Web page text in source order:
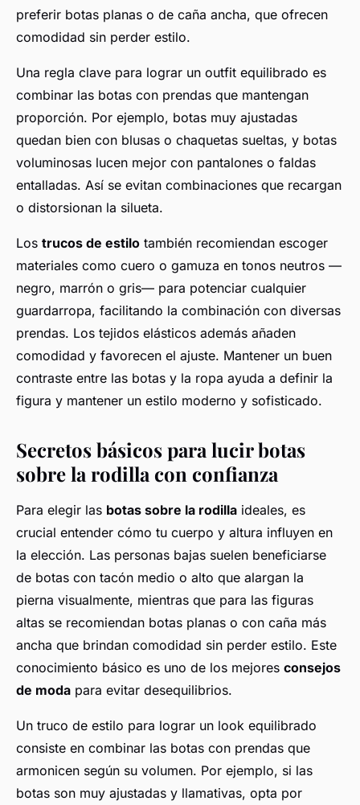
preferir botas planas o de caña ancha, que ofrecen
comodidad sin perder estilo.
Una regla clave para lograr un outfit equilibrado es
combinar las botas con prendas que mantengan
proporción. Por ejemplo, botas muy ajustadas
quedan bien con blusas o chaquetas sueltas, y botas
voluminosas lucen mejor con pantalones o faldas
entalladas. Así se evitan combinaciones que recargan
o distorsionan la silueta.
Los trucos de estilo también recomiendan escoger
materiales como cuero o gamuza en tonos neutros —
negro, marrón o gris— para potenciar cualquier
guardarropa, facilitando la combinación con diversas
prendas. Los tejidos elásticos además añaden
comodidad y favorecen el ajuste. Mantener un buen
contraste entre las botas y la ropa ayuda a definir la
figura y mantener un estilo moderno y sofisticado.
Secretos básicos para lucir botas
sobre la rodilla con confianza
Para elegir las botas sobre la rodilla ideales, es
crucial entender cómo tu cuerpo y altura influyen en
la elección. Las personas bajas suelen beneficiarse
de botas con tacón medio o alto que alargan la
pierna visualmente, mientras que para las figuras
altas se recomiendan botas planas o con caña más
ancha que brindan comodidad sin perder estilo. Este
conocimiento básico es uno de los mejores consejos
de moda para evitar desequilibrios.
Un truco de estilo para lograr un look equilibrado
consiste en combinar las botas con prendas que
armonicen según su volumen. Por ejemplo, si las
botas son muy ajustadas y llamativas, opta por